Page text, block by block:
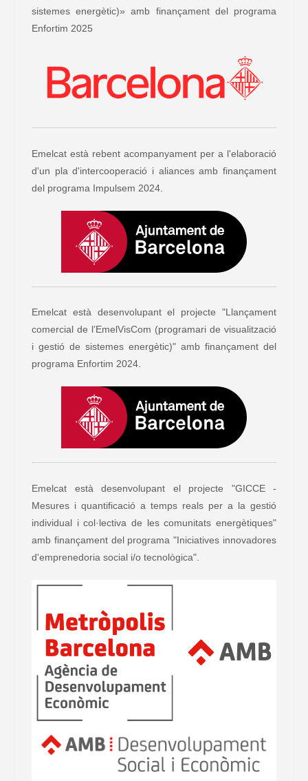
sistemes energètic)» amb finançament del programa
Enfortim 2025
Emelcat està rebent acompanyament per a l'elaboració
d'un pla d'intercooperació i aliances amb finançament
del programa Impulsem 2024.
Emelcat està desenvolupant el projecte "Llançament
comercial de l’EmelVisCom (programari de visualització
i gestió de sistemes energètic)" amb finançament del
programa Enfortim 2024.
Emelcat està desenvolupant el projecte "GICCE -
Mesures i quantificació a temps reals per a la gestió
individual i col·lectiva de les comunitats energètiques"
amb finançament del programa "Iniciatives innovadores
d'emprenedoria social i/o tecnològica".